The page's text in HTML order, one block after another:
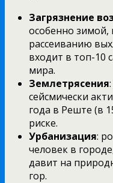
Загрязнение
особенно зимой,
рассеиванию
входит в топ-10
мира.
Землетрясения
сейсмически
года в Реште (в
риске.
Урбанизация:
человек в
давит на
гор.